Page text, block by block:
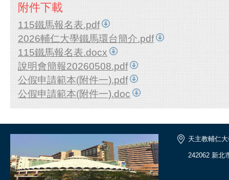
附件下載
115鐵馬報名表.pdf
2026輔仁大學鐵馬環台簡介.pdf
115鐵馬報名表.docx
說明會簡報20260508.pdf
公假申請範本(附件一).pdf
公假申請範本(附件一).doc
天主教輔仁
242062 新北